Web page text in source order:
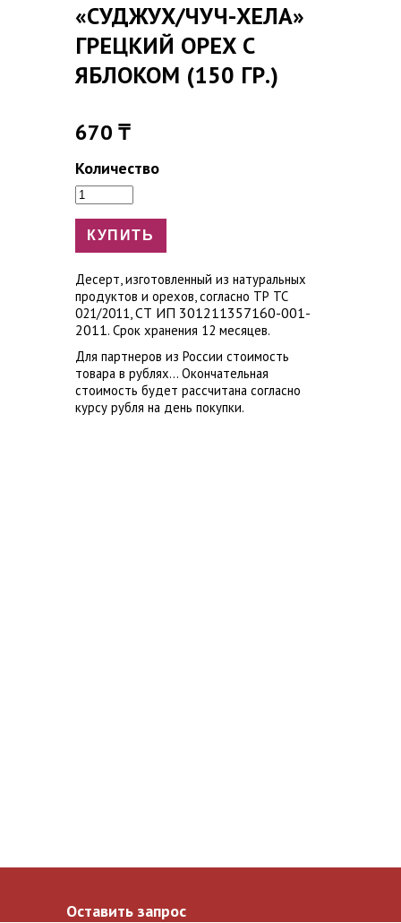
«CУДЖУХ/ЧУЧ-ХЕЛА»
ГРЕЦКИЙ ОРЕХ С
ЯБЛОКОМ (150 ГР.)
670 ₸
Количество
Десерт, изготовленный из натуральных
продуктов и орехов, согласно ТР ТС
021/2011,СТ ИП 301211357160-001-
2011. Срок хранения 12 месяцев.
Для партнеров из России стоимость
товара в рублях... Окончательная
стоимость будет рассчитана согласно
курсу рубля на день покупки.
Оставить запрос